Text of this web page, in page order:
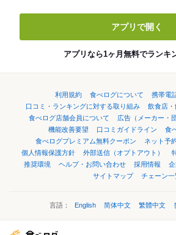
アプリで開く
アプリなら1ヶ月無料でランキ
利用規約 食べログについて
携帯電
口コミ・ランキングに対する取り組み
飲食店・
食べログ店舗会員について
広告（メーカー・
機能改善要望
口コミガイドライン
食
食べログプレミアム無料クーポン
ネット予
個人情報保護方針
外部送信（オプトアウト）
推奨環境
ヘルプ・お問い合わせ 採用情報
サイトマップ
チェーン一
言語： English 简体中文 繁體中文